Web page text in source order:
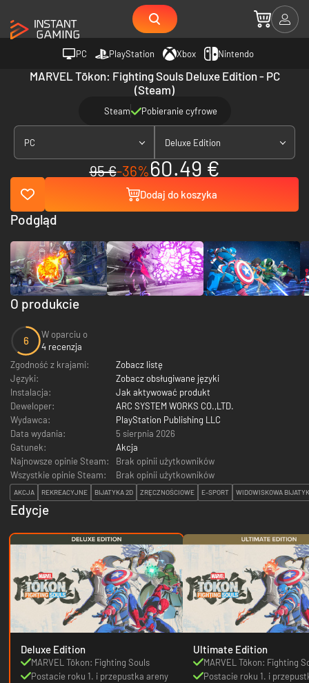
PC PlayStation Xbox Nintendo
MARVEL Tōkon: Fighting Souls Deluxe Edition - PC
(Steam)
Steam Pobieranie cyfrowe
PC Deluxe Edition
95 €-36%60.49 €
Dodaj do koszyka
O produkcie
6
W oparciu o
4 recenzja
Zgodność z krajami:
Zobacz listę
Języki:
Zobacz obsługiwane języki
Instalacja:
Jak aktywować produkt
Deweloper:
ARC SYSTEM WORKS CO.,LTD.
Wydawca:
PlayStation Publishing LLC
Data wydania:
5 sierpnia 2026
Gatunek:
Akcja
Najnowsze opinie Steam:
Brak opinii użytkowników
Wszystkie opinie Steam:
Brak opinii użytkowników
AKCJA REKREACYJNE BIJATYKA 2D ZRĘCZNOŚCIOWE E-SPORT WIDOWISKOWA
Edycje
Deluxe Edition
MARVEL Tōkon: Fighting Souls
Postacie roku 1. i przepustka areny
Ultimate Edition
MARVEL Tōkon: Fighting
Postacie roku 1. i
Podgląd